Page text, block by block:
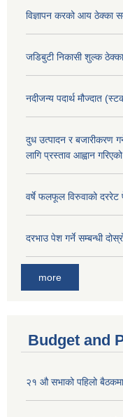
विज्ञापन करको आय ठेक्का
जडिबुटी निकासी शुल्क
नदीजन्य पदार्थ मौज्दात
दुध उत्पादन र बजारीकरण
लागि प्रस्ताव आह्वान
वर्षे फलफूल विरुवाको दररेट
दरभाउ पेश गर्ने सम्बन्धी
more
Budget and
२१ औ सभाको पहिलो